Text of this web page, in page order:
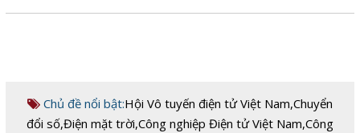
Chủ đề nổi bật:Hội Vô tuyến điện tử Việt Nam,Chuyển
đổi số,Điện mặt trời,Công nghiệp Điện tử Việt Nam,Công